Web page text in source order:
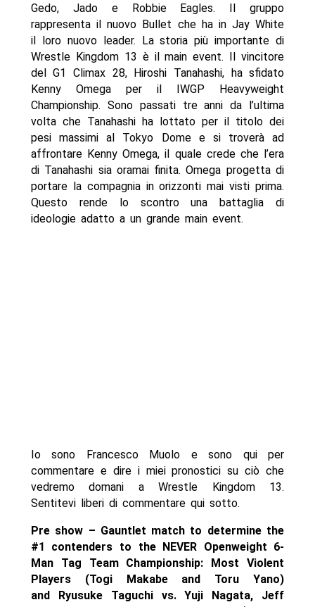
Gedo, Jado e Robbie Eagles. Il gruppo
rappresenta il nuovo Bullet che ha in Jay White
il loro nuovo leader. La storia più importante di
Wrestle Kingdom 13 è il main event. Il vincitore
del G1 Climax 28, Hiroshi Tanahashi, ha sfidato
Kenny Omega per il IWGP Heavyweight
Championship. Sono passati tre anni da l’ultima
volta che Tanahashi ha lottato per il titolo dei
pesi massimi al Tokyo Dome e si troverà ad
affrontare Kenny Omega, il quale crede che l’era
di Tanahashi sia oramai finita. Omega progetta di
portare la compagnia in orizzonti mai visti prima.
Questo rende lo scontro una battaglia di
ideologie adatto a un grande main event.
Io sono Francesco Muolo e sono qui per
commentare e dire i miei pronostici su ciò che
vedremo domani a Wrestle Kingdom 13.
Sentitevi liberi di commentare qui sotto.
Pre show – Gauntlet match to determine the
#1 contenders to the NEVER Openweight 6-
Man Tag Team Championship: Most Violent
Players (Togi Makabe and Toru Yano)
and Ryusuke Taguchi vs. Yuji Nagata, Jeff